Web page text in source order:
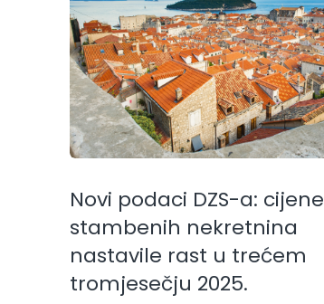
Novi podaci DZS-a: cijene
stambenih nekretnina
nastavile rast u trećem
tromjesečju 2025.